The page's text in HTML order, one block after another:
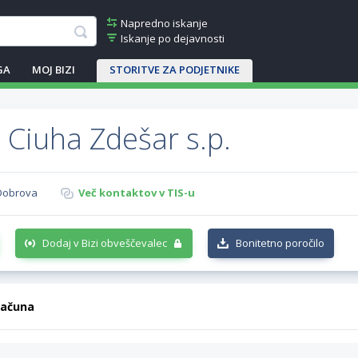
Napredno iskanje
Iskanje po dejavnosti
MOJ BIZI STORITVE ZA PODJETNIKE
Zdešar s.p.
Več kontaktov v TIS-u
Dodaj v Bizi obveščevalec Bonitetno poročilo